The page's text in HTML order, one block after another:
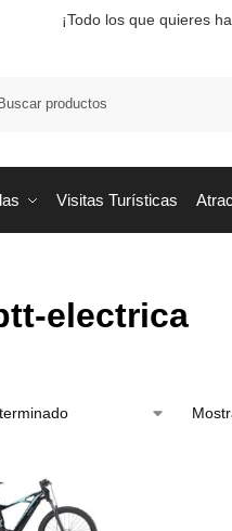
¡Todo los que quieres
Visitas Turísticas
electrica